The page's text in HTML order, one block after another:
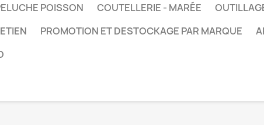
POISSON
COUTELLERIE - MARÉE
PROMOTION ET DESTOCKAGE PAR MARQUE